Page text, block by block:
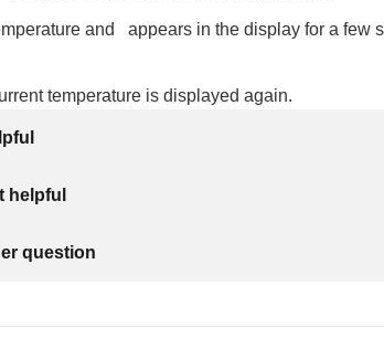
and
appears in the display for a few
temperature is displayed again.
helpful
question